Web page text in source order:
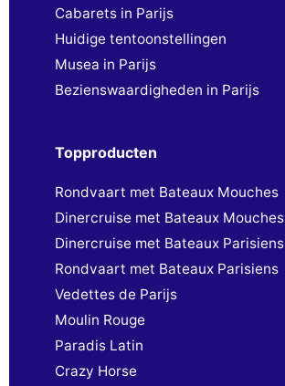
Cabarets in Parijs
Huidige tentoonstellingen
Musea in Parijs
Bezienswaardigheden in Parijs
Topproducten
Rondvaart met Bateaux Mouches
Dinercruise met Bateaux Mouches
Dinercruise met Bateaux Parisiens
Rondvaart met Bateaux Parisiens
Vedettes de Parijs
Moulin Rouge
Paradis Latin
Crazy Horse